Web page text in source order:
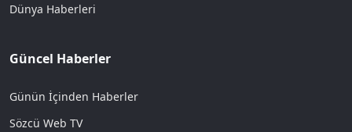
Dünya Haberleri
Güncel Haberler
Günün İçinden Haberler
Sözcü Web TV